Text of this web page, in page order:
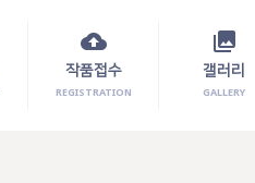
cloud_upload
작품접수
REGISTRATION
photo_library
갤러리
GALLERY